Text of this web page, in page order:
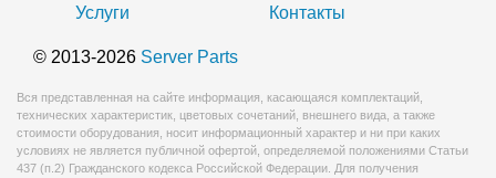
Услуги
Контакты
© 2013-2026 Server Parts
Вся представленная на сайте информация, касающаяся комплектаций,
технических характеристик, цветовых сочетаний, внешнего вида, а также
стоимости оборудования, носит информационный характер и ни при каких
условиях не является публичной офертой, определяемой положениями Статьи
437 (п.2) Гражданского кодекса Российской Федерации. Для получения